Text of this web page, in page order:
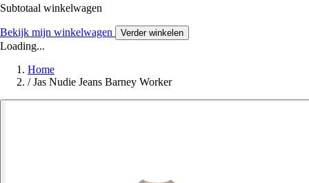
Subtotaal winkelwagen
Bekijk mijn winkelwagen Verder winkelen
Loading...
Home
/ Jas Nudie Jeans Barney Worker